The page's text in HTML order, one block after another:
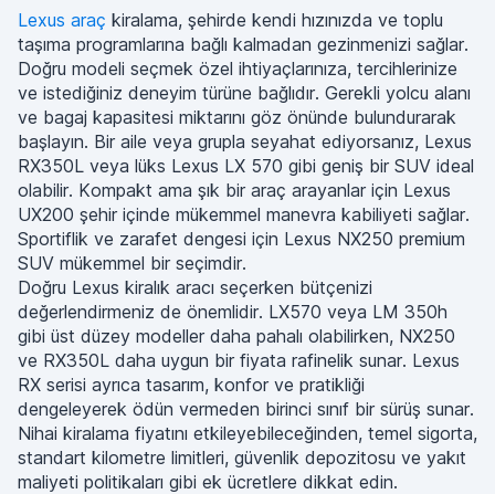
Lexus araç kiralama, şehirde kendi hızınızda ve toplu
taşıma programlarına bağlı kalmadan gezinmenizi sağlar.
Doğru modeli seçmek özel ihtiyaçlarınıza, tercihlerinize
ve istediğiniz deneyim türüne bağlıdır. Gerekli yolcu alanı
ve bagaj kapasitesi miktarını göz önünde bulundurarak
başlayın. Bir aile veya grupla seyahat ediyorsanız, Lexus
RX350L veya lüks Lexus LX 570 gibi geniş bir SUV ideal
olabilir. Kompakt ama şık bir araç arayanlar için Lexus
UX200 şehir içinde mükemmel manevra kabiliyeti sağlar.
Sportiflik ve zarafet dengesi için Lexus NX250 premium
SUV mükemmel bir seçimdir.
Doğru Lexus kiralık aracı seçerken bütçenizi
değerlendirmeniz de önemlidir. LX570 veya LM 350h
gibi üst düzey modeller daha pahalı olabilirken, NX250
ve RX350L daha uygun bir fiyata rafinelik sunar. Lexus
RX serisi ayrıca tasarım, konfor ve pratikliği
dengeleyerek ödün vermeden birinci sınıf bir sürüş sunar.
Nihai kiralama fiyatını etkileyebileceğinden, temel sigorta,
standart kilometre limitleri, güvenlik depozitosu ve yakıt
maliyeti politikaları gibi ek ücretlere dikkat edin.